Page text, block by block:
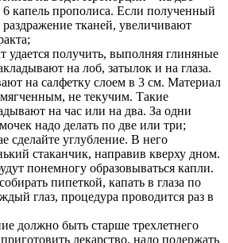
6 капель прополиса. Если полученный
раздражение тканей, увеличивают
удается получить, выполняя глиняные
на лоб, затылок и на глаза.
на салфетку слоем в 3 см. Материал
не текучим. Такие
на час или на два. За одни
надо делать по две или три;
сделайте углубление. В него
стаканчик, направив кверху дном.
понемногу образовываться капли.
пипеткой, капать в глаза по
глаз, процедура проводится раз в
должно быть старше трехлетнего
лекарство, надо подержать